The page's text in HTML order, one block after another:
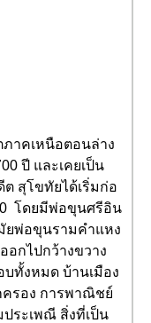
ภาคเหนือตอนล่าง
ปี และเคยเป็น
สุโขทัยได้เริ่มก่อ
โดยมีพ่อขุนศรีอิน
ยพ่อขุนรามคำแหง
กไปกว้างขวาง
บทั้งหมด บ้านเมือง
รอง การพาณิชย์
ระเพณี สิ่งที่เป็น